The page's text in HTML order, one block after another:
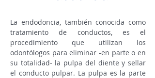
La endodoncia, también conocida como
tratamiento de conductos, es el
procedimiento que utilizan los
odontólogos para eliminar -en parte o en
su totalidad- la pulpa del diente y sellar
el conducto pulpar. La pulpa es la parte